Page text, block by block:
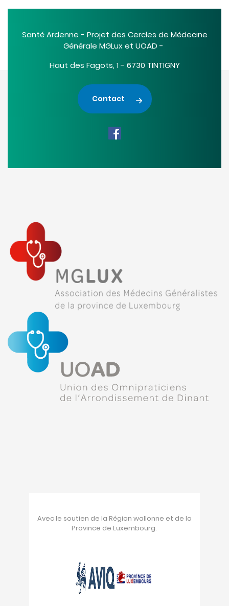
Santé Ardenne - Projet des Cercles de Médecine
Générale MGLux et UOAD -
Haut des Fagots, 1 - 6730 TINTIGNY
Contact
Avec le soutien de la Région wallonne et de la
Province de Luxembourg.